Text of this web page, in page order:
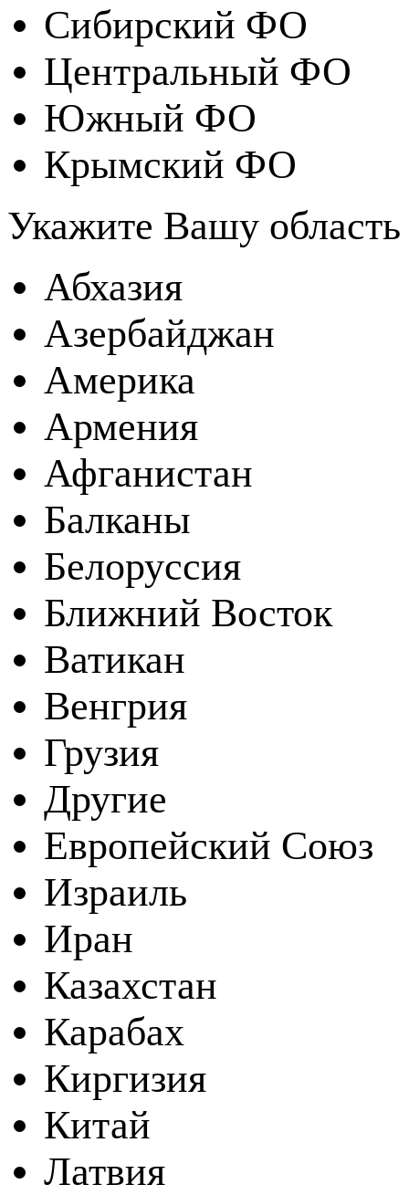
Сибирский ФО
Центральный ФО
Южный ФО
Крымский ФО
Укажите Вашу область
Абхазия
Азербайджан
Америка
Армения
Афганистан
Балканы
Белоруссия
Ближний Восток
Ватикан
Венгрия
Грузия
Другие
Европейский Союз
Израиль
Иран
Казахстан
Карабах
Киргизия
Китай
Латвия